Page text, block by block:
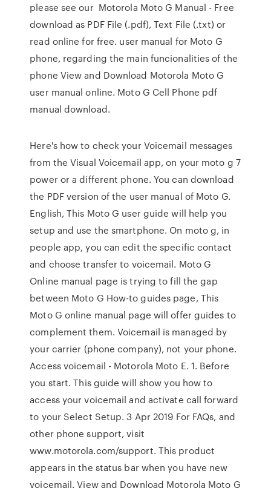
please see our Motorola Moto G Manual - Free
download as PDF File (.pdf), Text File (.txt) or
read online for free. user manual for Moto G
phone, regarding the main funcionalities of the
phone View and Download Motorola Moto G
user manual online. Moto G Cell Phone pdf
manual download.
Here's how to check your Voicemail messages
from the Visual Voicemail app, on your moto g 7
power or a different phone. You can download
the PDF version of the user manual of Moto G.
English, This Moto G user guide will help you
setup and use the smartphone. On moto g, in
people app, you can edit the specific contact
and choose transfer to voicemail. Moto G
Online manual page is trying to fill the gap
between Moto G How-to guides page, This
Moto G online manual page will offer guides to
complement them. Voicemail is managed by
your carrier (phone company), not your phone.
Access voicemail - Motorola Moto E. 1. Before
you start. This guide will show you how to
access your voicemail and activate call forward
to your Select Setup. 3 Apr 2019 For FAQs, and
other phone support, visit
www.motorola.com/support. This product
appears in the status bar when you have new
voicemail. View and Download Motorola Moto G